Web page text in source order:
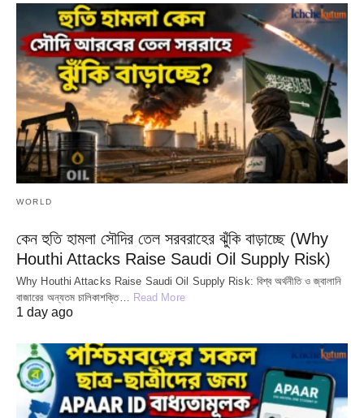
WORLD
কেন হুতি হামলা সৌদির তেল সরবরাহের ঝুঁকি বাড়াচ্ছে (Why
Houthi Attacks Raise Saudi Oil Supply Risk)
Why Houthi Attacks Raise Saudi Oil Supply Risk: বিশ্ব অর্থনীতি ও জ্বালানি
বাজারের অন্যতম চালিকাশক্তি…
Read More
1 day ago